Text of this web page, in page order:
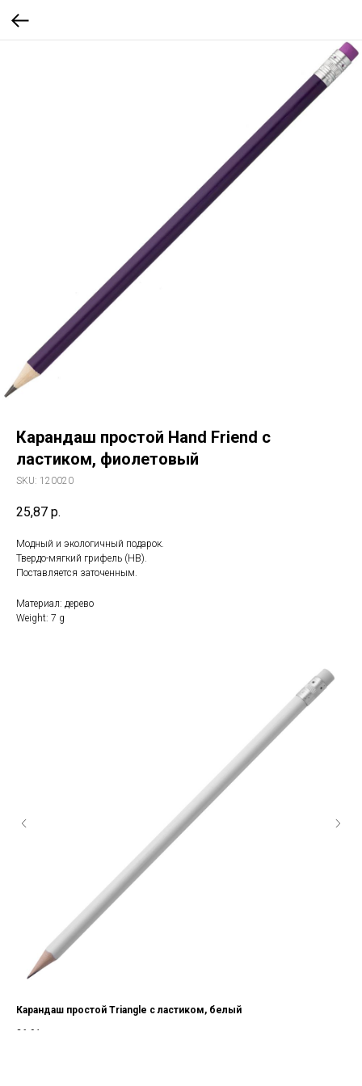
Карандаш простой Hand Friend с
ластиком, фиолетовый
SKU: 120020
25,87 р.
Модный и экологичный подарок.
Твердо-мягкий грифель (HB).
Поставляется заточенным.
Материал: дерево
Weight: 7 g
Карандаш простой Triangle с ластиком, белый
26,91